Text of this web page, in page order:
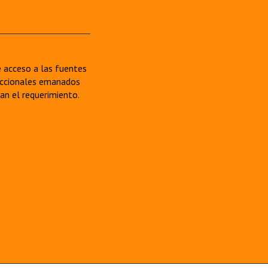
acceso a las fuentes
emanados
el requerimiento.